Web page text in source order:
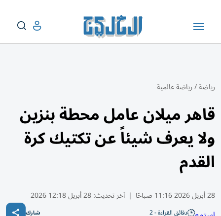
رياضة/رياضة عالمية
قاهر ميلان عامل محطة بنزين
ولا يعرف شيئاً عن تكتيك كرة
القدم
28 أبريل 2026 11:16 صباحًا | آخر تحديث:28 أبريل 12:18 2026
دقائق القراءة - 2 شارك